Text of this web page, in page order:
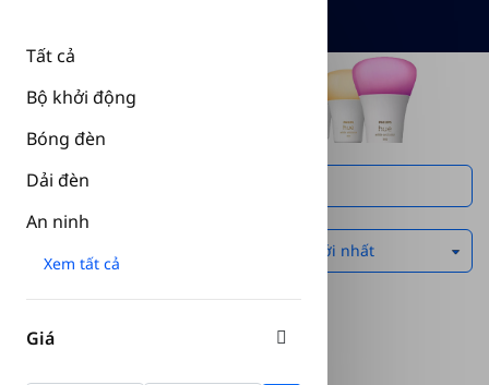
Đèn trần
Tất cả
Bộ khởi động
Bóng đèn
Dải đèn
An ninh
Xem tất cả
Giá